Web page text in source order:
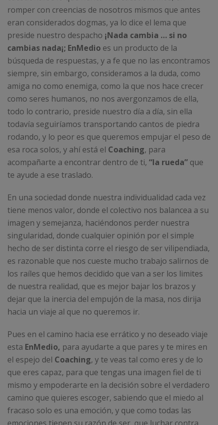
romper con creencias de nosotros mismos que antes
eran considerados dogmas, ya lo dice el lema que
preside nuestro despacho ¡Nada cambia … si no
cambias nada¡; EnMedio es un producto de la
búsqueda de respuestas, y a fe que no las encontramos
siempre, sin embargo, consideramos a la duda, como
amiga no como enemiga, como la que nos hace crecer
como seres humanos, no nos avergonzamos de ella,
todo lo contrario, preside nuestro día a día, sin ella
todavía seguiríamos transportando cantos de piedra
rodando, y lo peor es que queremos empujar el peso de
esa roca solos, y ahí está el Coaching, para
acompañarte a encontrar dentro de ti, “la rueda” que
te ayude a ese traslado.
En una sociedad donde nuestra individualidad cada vez
tiene menos valor, donde el colectivo nos balancea a su
imagen y semejanza, haciéndonos perder nuestra
singularidad, donde cualquier opinión por el simple
hecho de ser distinta corre el riesgo de ser vilipendiada,
es razonable que nos cueste mucho trabajo salirnos de
los raíles que hemos decidido que van a ser los limites
de nuestra realidad, que es mejor bajar los brazos y
dejar que la inercia del empujón de la masa, nos dirija
hacia un viaje al que no queremos ir.
Pues en el camino hacia ese errático y no deseado viaje
esta EnMedio, para ayudarte a que pares y te mires en
el espejo del Coaching, y te veas tal como eres y de lo
que eres capaz, para que tengas una imagen fiel de ti
mismo y empoderarte en la decisión sobre el verdadero
camino que quieres escoger, sabiendo que el miedo al
fracaso solo es una emoción, y que como todas las